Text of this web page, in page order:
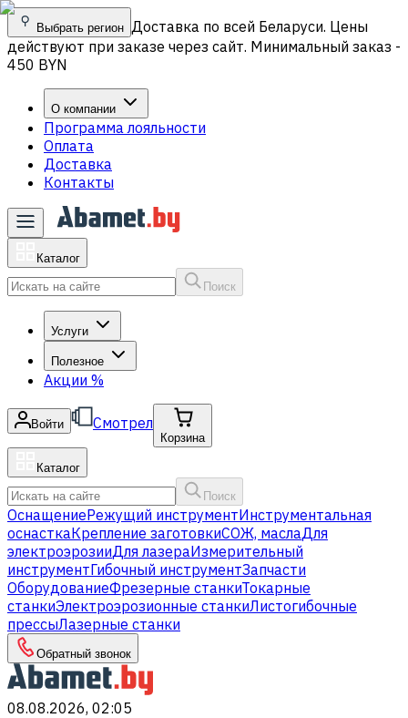
Выбрать регион Доставка по всей Беларуси. Цены
действуют при заказе через сайт. Минимальный заказ -
450 BYN
О компании
Программа лояльности
Оплата
Доставка
Контакты
Каталог
Поиск
Услуги
Полезное
Акции %
Войти Смотрел
Корзина
Каталог
Поиск
ОснащениеРежущий инструментИнструментальная
оснасткаКрепление заготовкиСОЖ, маслаДля
электроэрозииДля лазераИзмерительный
инструментГибочный инструментЗапчасти
ОборудованиеФрезерные станкиТокарные
станкиЭлектроэрозионные станкиЛистогибочные
прессыЛазерные станки
Обратный звонок
08.08.2026, 02:05